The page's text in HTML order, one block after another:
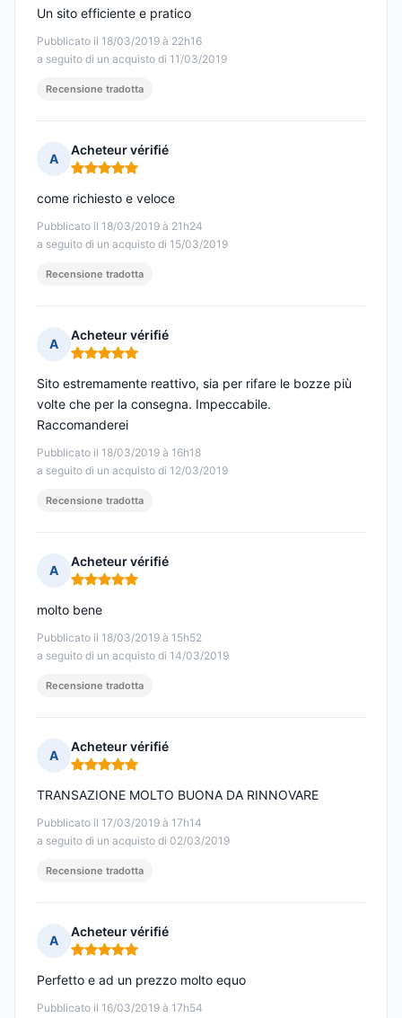
Pubblicato il 18/03/2019 à 22h16
a seguito di un acquisto di 11/03/2019
Un sito efficiente e pratico
Recensione tradotta
A
Acheteur vérifié
Nota: 5 su 5
Pubblicato il 18/03/2019 à 21h24
a seguito di un acquisto di 15/03/2019
come richiesto e veloce
Recensione tradotta
A
Acheteur vérifié
Nota: 5 su 5
Pubblicato il 18/03/2019 à 16h18
a seguito di un acquisto di 12/03/2019
Sito estremamente reattivo, sia per rifare le bozze più
volte che per la consegna. Impeccabile.
Raccomanderei
Recensione tradotta
A
Acheteur vérifié
Nota: 5 su 5
Pubblicato il 18/03/2019 à 15h52
a seguito di un acquisto di 14/03/2019
molto bene
Recensione tradotta
A
Acheteur vérifié
Nota: 5 su 5
Pubblicato il 17/03/2019 à 17h14
a seguito di un acquisto di 02/03/2019
TRANSAZIONE MOLTO BUONA DA RINNOVARE
Recensione tradotta
A
Acheteur vérifié
Nota: 5 su 5
Pubblicato il 16/03/2019 à 17h54
Perfetto e ad un prezzo molto equo